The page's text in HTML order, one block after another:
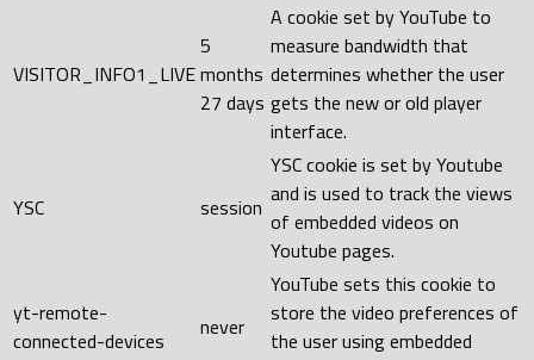
VISITOR_INFO1_LIVE
5
months
27 days
A cookie set by YouTube to
measure bandwidth that
determines whether the user
gets the new or old player
interface.
YSC session
YSC cookie is set by Youtube
and is used to track the views
of embedded videos on
Youtube pages.
yt-remote-
connected-devices
never
YouTube sets this cookie to
store the video preferences of
the user using embedded